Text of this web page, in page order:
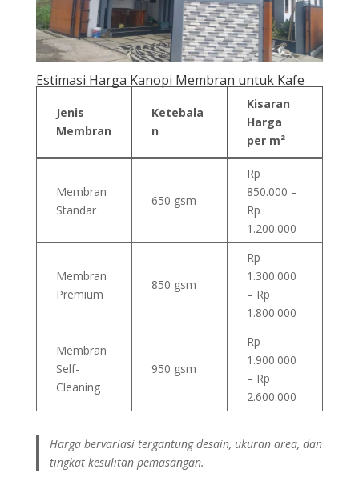
Estimasi Harga Kanopi Membran untuk Kafe
Jenis
Membran
Ketebala
n
Kisaran
Harga
per m²
Membran
Standar
650 gsm
Rp
850.000 –
Rp
1.200.000
Membran
Premium
850 gsm
Rp
1.300.000
– Rp
1.800.000
Membran
Self-
Cleaning
950 gsm
Rp
1.900.000
– Rp
2.600.000
Harga bervariasi tergantung desain, ukuran area, dan
tingkat kesulitan pemasangan.